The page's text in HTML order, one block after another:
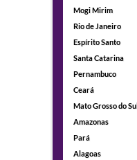
Mogi Mirim
Rio de Janeiro
Espírito Santo
Santa Catarina
Pernambuco
Ceará
Mato Grosso do Sul
Amazonas
Pará
Alagoas